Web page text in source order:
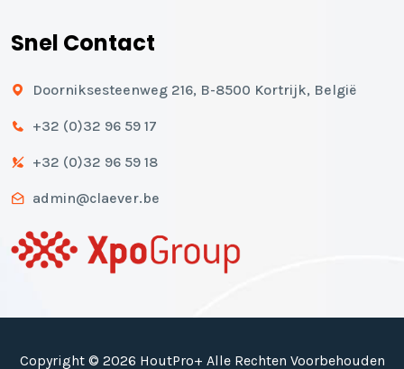
Snel Contact
Doorniksesteenweg 216, B-8500 Kortrijk, België
+32 (0)32 96 59 17
+32 (0)32 96 59 18
admin@claever.be
Copyright © 2026 HoutPro+ Alle Rechten Voorbehouden